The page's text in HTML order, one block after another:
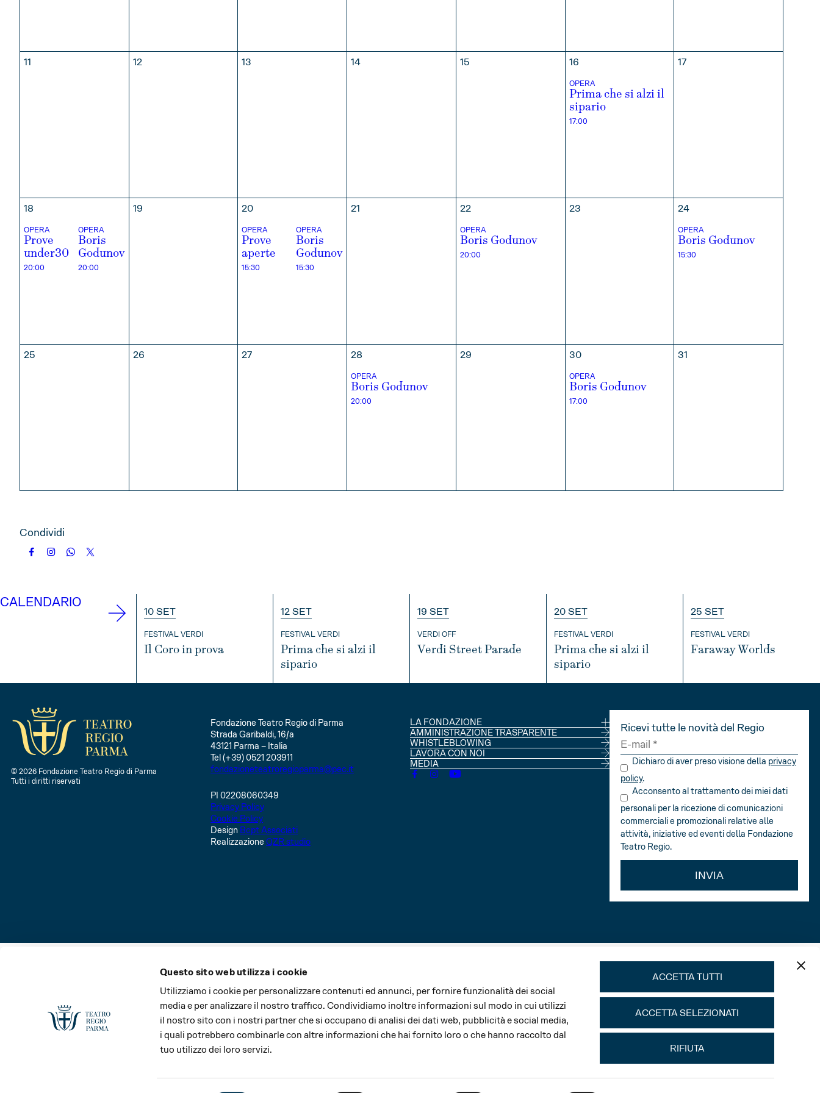
Questo sito web utilizza i cookie
Utilizziamo i cookie per personalizzare contenuti ed annunci, per fornire funzionalità dei social
media e per analizzare il nostro traffico. Condividiamo inoltre informazioni sul modo in cui utilizzi
il nostro sito con i nostri partner che si occupano di analisi dei dati web, pubblicità e social media,
i quali potrebbero combinarle con altre informazioni che hai fornito loro o che hanno raccolto dal
tuo utilizzo dei loro servizi.
ACCETTA TUTTI
ACCETTA SELEZIONATI
RIFIUTA
11 12 13 14 15 16
OPERA
Prima che si alzi il
sipario
17:00
17
18
OPERA
Prove
under30
20:00
OPERA
Boris
Godunov
20:00
19 20
OPERA
Prove
aperte
15:30
OPERA
Boris
Godunov
15:30
21 22
OPERA
Boris Godunov
20:00
23 24
OPERA
Boris Godunov
15:30
25 26 27 28
OPERA
Boris Godunov
20:00
29 30
OPERA
Boris Godunov
17:00
31
Condividi
CALENDARIO
10 SET
FESTIVAL VERDI
Il Coro in prova
INFO
12 SET
FESTIVAL VERDI
Prima che si alzi il
sipario
19 SET
VERDI OFF
Verdi Street Parade
INFO
20 SET
FESTIVAL VERDI
Prima che si alzi il
sipario
25 SET
FESTIVAL VERDI
Faraway Worlds
INFO
© 2026 Fondazione Teatro Regio di Parma
Tutti i diritti riservati
Fondazione Teatro Regio di Parma
Strada Garibaldi, 16/a
43121 Parma – Italia
Tel (+39) 0521 203911
fondazioneteatroregioparma@pec.it
PI 02208060349
Privacy Policy
Cookie Policy
Design Bcpt Associati
Realizzazione QZR studio
LA FONDAZIONE
CONSIGLIO DI AMMINISTRAZIONE
SOCI
STATUTO
AMMINISTRAZIONE TRASPARENTE
WHISTLEBLOWING
LAVORA CON NOI
MEDIA
Ricevi tutte le novità del Regio
Dichiaro di aver preso visione della privacy
policy.
Acconsento al trattamento dei miei dati
personali per la ricezione di comunicazioni
commerciali e promozionali relative alle
attività, iniziative ed eventi della Fondazione
Teatro Regio.
INVIA
La Stagione del Teatro Regio di Parma e il Festival Verdi sono realizzati grazie al contributo di: